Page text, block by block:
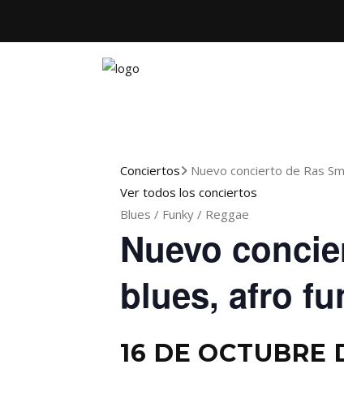
Conciertos
Nuevo concierto de Ras
Ver todos los conciertos
Blues / Funky / Reggae
Nuevo
blues, afro
16 DE